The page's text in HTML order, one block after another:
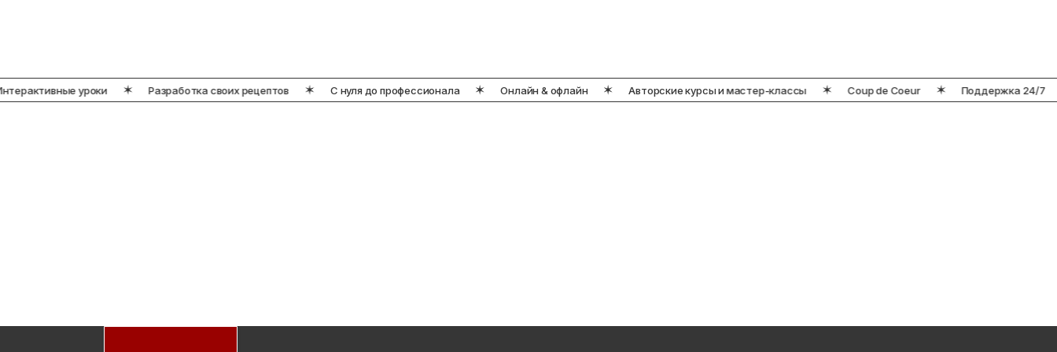
уроки Разработка своих рецептов C нуля до профессионала Онлайн & офлайн Авторские курсы и мастер-классы Coup de Coeur Поддержка 24/7